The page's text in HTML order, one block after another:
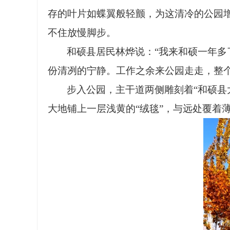
存的叶片如蝶翼般轻颤，为这清冷的公园
不住放慢脚步。
和硕县居民林烨说： “我来和硕一年
份清冽的宁静。工作之余来公园走走，整
步入公园，主干道两侧雕刻着“和硕
大地铺上一层浅黄的“绒毯”，与远处覆着